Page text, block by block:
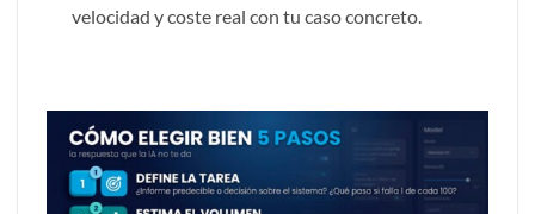
velocidad y coste real con tu caso concreto.